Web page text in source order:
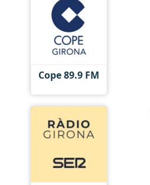
Cope 89.9 FM